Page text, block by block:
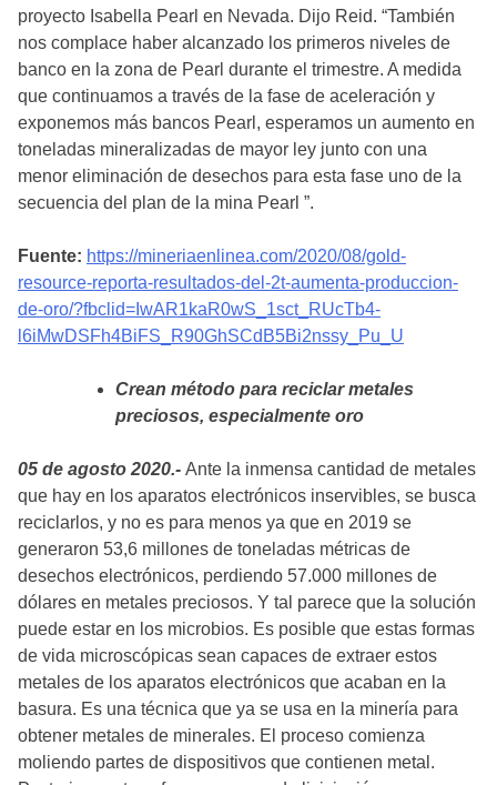
proyecto Isabella Pearl en Nevada. Dijo Reid. “También
nos complace haber alcanzado los primeros niveles de
banco en la zona de Pearl durante el trimestre. A medida
que continuamos a través de la fase de aceleración y
exponemos más bancos Pearl, esperamos un aumento en
toneladas mineralizadas de mayor ley junto con una
menor eliminación de desechos para esta fase uno de la
secuencia del plan de la mina Pearl ”.
Fuente: https://mineriaenlinea.com/2020/08/gold-
resource-reporta-resultados-del-2t-aumenta-produccion-
de-oro/?fbclid=IwAR1kaR0wS_1sct_RUcTb4-
l6iMwDSFh4BiFS_R90GhSCdB5Bi2nssy_Pu_U
Crean método para reciclar metales
preciosos, especialmente oro
05 de agosto 2020.- Ante la inmensa cantidad de metales
que hay en los aparatos electrónicos inservibles, se busca
reciclarlos, y no es para menos ya que en 2019 se
generaron 53,6 millones de toneladas métricas de
desechos electrónicos, perdiendo 57.000 millones de
dólares en metales preciosos. Y tal parece que la solución
puede estar en los microbios. Es posible que estas formas
de vida microscópicas sean capaces de extraer estos
metales de los aparatos electrónicos que acaban en la
basura. Es una técnica que ya se usa en la minería para
obtener metales de minerales. El proceso comienza
moliendo partes de dispositivos que contienen metal.